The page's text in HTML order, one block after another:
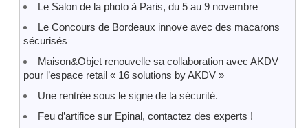
Le Salon de la photo à Paris, du 5 au 9 novembre
Le Concours de Bordeaux innove avec des macarons
sécurisés
Maison&Objet renouvelle sa collaboration avec AKDV
pour l’espace retail « 16 solutions by AKDV »
Une rentrée sous le signe de la sécurité.
Feu d’artifice sur Epinal, contactez des experts !